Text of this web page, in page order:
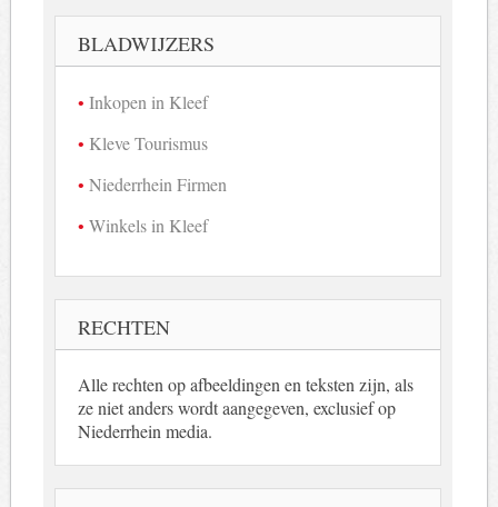
beeld
BLADWIJZERS
Inkopen in Kleef
Kleve Tourismus
Niederrhein Firmen
Winkels in Kleef
RECHTEN
Alle rechten op afbeeldingen en teksten zijn, als
ze niet anders wordt aangegeven, exclusief op
Niederrhein media.